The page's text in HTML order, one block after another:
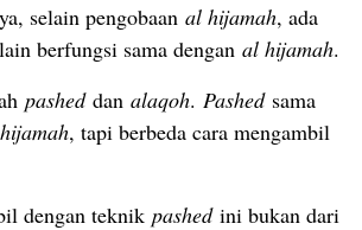
selain pengobaan al hijamah, ada
berfungsi sama dengan al hijamah.
pasheddan alaqoh. Pashedsama
, tapi berbeda cara mengambil
dengan teknik pashedini bukan dari